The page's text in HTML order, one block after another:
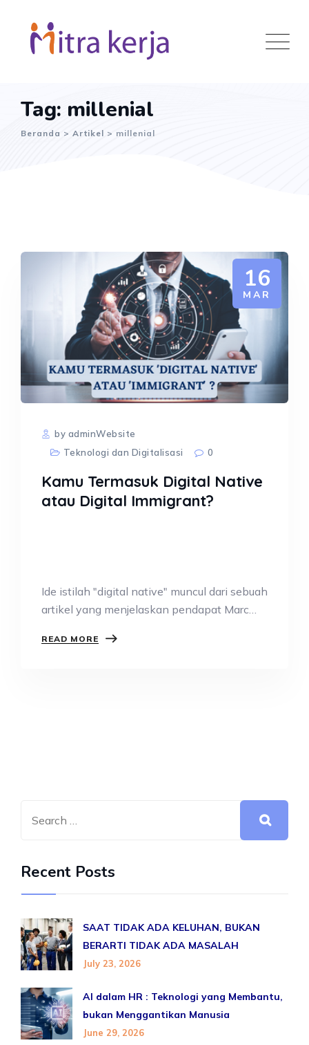
content
Tag: millenial
Beranda > Artikel > millenial
16
MAR
by adminWebsite
Teknologi dan Digitalisasi
0
Kamu Termasuk Digital Native
atau Digital Immigrant?
Ide istilah "digital native" muncul dari sebuah
artikel yang menjelaskan pendapat Marc
READ MORE
Recent Posts
SAAT TIDAK ADA KELUHAN, BUKAN
BERARTI TIDAK ADA MASALAH
July 23, 2026
AI dalam HR : Teknologi yang Membantu,
bukan Menggantikan Manusia
June 29, 2026